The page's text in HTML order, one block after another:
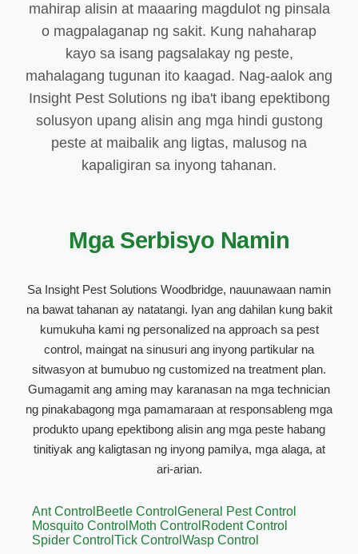
mahirap alisin at maaaring magdulot ng pinsala
o magpalaganap ng sakit. Kung nahaharap
kayo sa isang pagsalakay ng peste,
mahalagang tugunan ito kaagad. Nag-aalok ang
Insight Pest Solutions ng iba't ibang epektibong
solusyon upang alisin ang mga hindi gustong
peste at maibalik ang ligtas, malusog na
kapaligiran sa inyong tahanan.
Mga Serbisyo Namin
Sa Insight Pest Solutions Woodbridge, nauunawaan namin
na bawat tahanan ay natatangi. Iyan ang dahilan kung bakit
kumukuha kami ng personalized na approach sa pest
control, maingat na sinusuri ang inyong partikular na
sitwasyon at bumubuo ng customized na treatment plan.
Gumagamit ang aming may karanasan na mga technician
ng pinakabagong mga pamamaraan at responsableng mga
produkto upang epektibong alisin ang mga peste habang
tinitiyak ang kaligtasan ng inyong pamilya, mga alaga, at
ari-arian.
Ant Control Beetle Control General Pest Control
Mosquito Control Moth Control Rodent Control
Spider Control Tick Control Wasp Control